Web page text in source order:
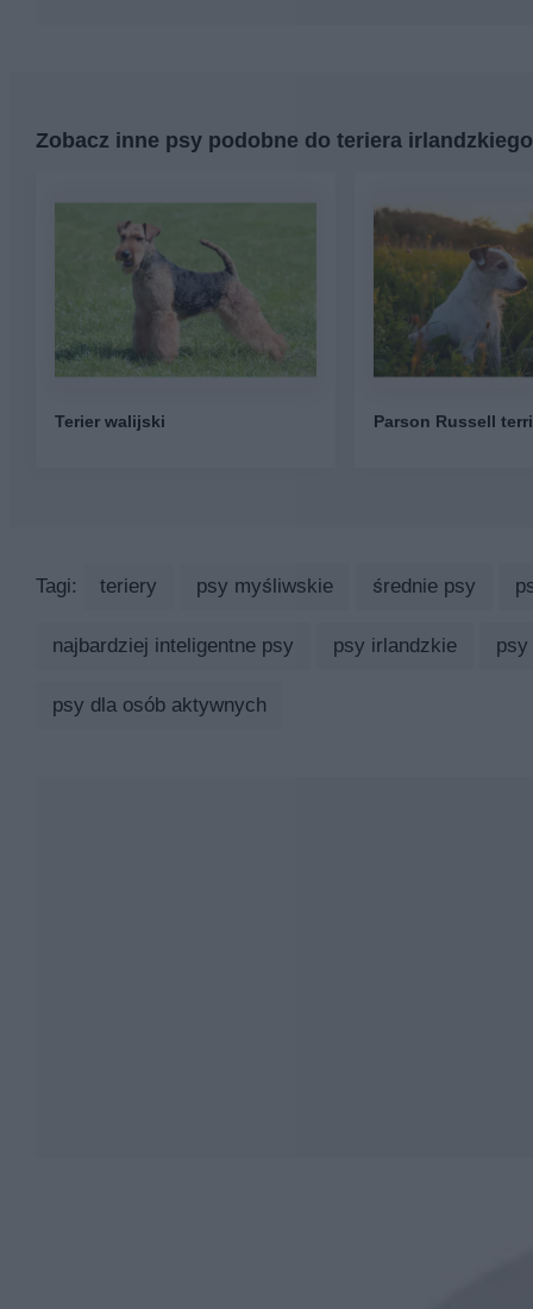
Zobacz inne psy podobne do teriera irlandzkiego
Terier walijski Parson Russell
Tagi: teriery psy myśliwskie średnie psy
najbardziej inteligentne psy psy irlandzkie psy
psy dla osób aktywnych